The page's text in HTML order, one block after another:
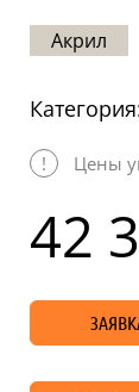
Карта
Акрил
! Цены
42